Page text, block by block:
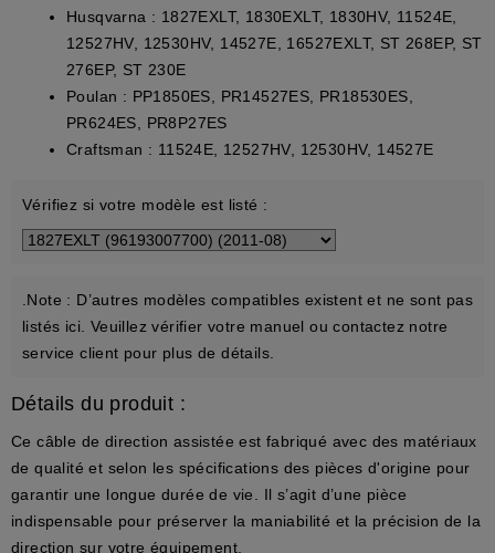
Husqvarna : 1827EXLT, 1830EXLT, 1830HV, 11524E,
12527HV, 12530HV, 14527E, 16527EXLT, ST 268EP, ST
276EP, ST 230E
Poulan : PP1850ES, PR14527ES, PR18530ES,
PR624ES, PR8P27ES
Craftsman : 11524E, 12527HV, 12530HV, 14527E
Vérifiez si votre modèle est listé :
.Note : D’autres modèles compatibles existent et ne sont pas
listés ici. Veuillez vérifier votre manuel ou contactez notre
service client pour plus de détails.
Détails du produit :
Ce câble de direction assistée est fabriqué avec des matériaux
de qualité et selon les spécifications des pièces d'origine pour
garantir une longue durée de vie. Il s’agit d’une pièce
indispensable pour préserver la maniabilité et la précision de la
direction sur votre équipement.